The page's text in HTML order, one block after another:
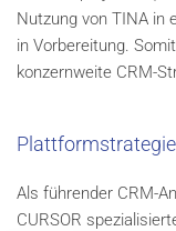
Nutzung von TINA in
in Vorbereitung.
konzernweite CRM-
Als führender CRM-
CURSOR